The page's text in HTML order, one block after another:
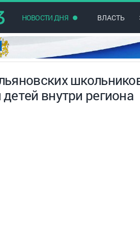
НОВОСТИ ДНЯ ВЛАСТЬ
внутри региона